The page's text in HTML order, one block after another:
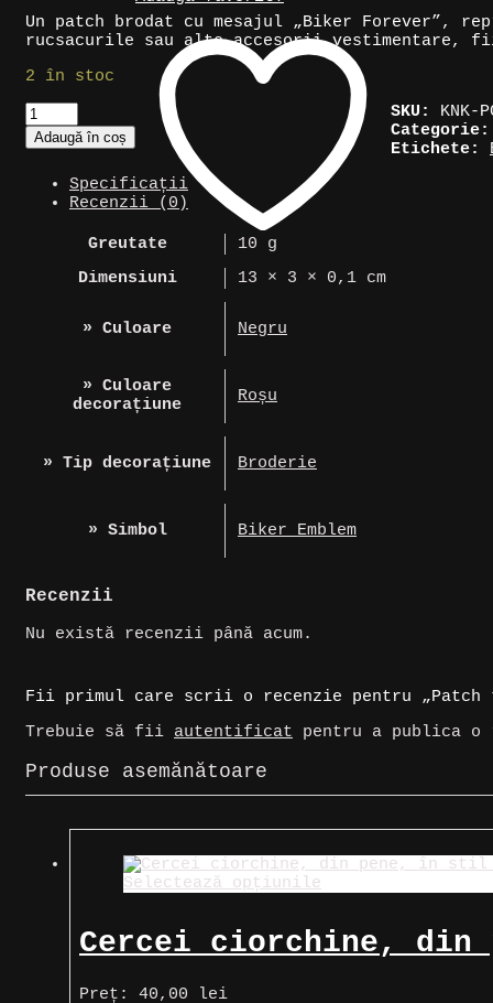
Un patch brodat cu mesajul „Biker Forever”,
rucsacurile sau alte accesorii vestimentare,
2 în stoc
Cantitate
Patch
textil
„Biker
Forever”
Adaugă în coș
SKU: KNK-
Categorie:
Etichete:
Specificații
Recenzii (0)
Greutate
10 g
Dimensiuni
13 × 3 × 0,1 cm
» Culoare Negru
» Culoare
decorațiune
Roșu
» Tip decorațiune Broderie
» Simbol Biker Emblem
Recenzii
Nu există recenzii până acum.
Fii primul care scrii o recenzie pentru „Patch
Trebuie să fii autentificat pentru a publica o
Produse asemănătoare
Selectează opțiunile
Cercei ciorchine,
Preț: 40,00 lei